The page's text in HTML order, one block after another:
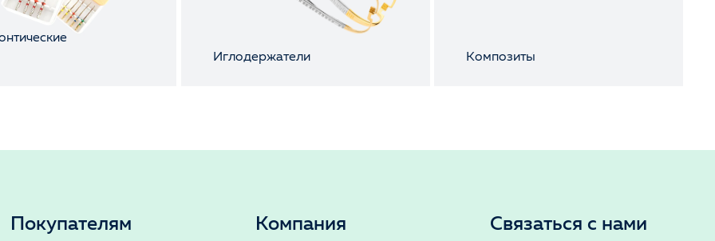
Иглодержатели Композиты
Покупателям Компания Связаться с нами